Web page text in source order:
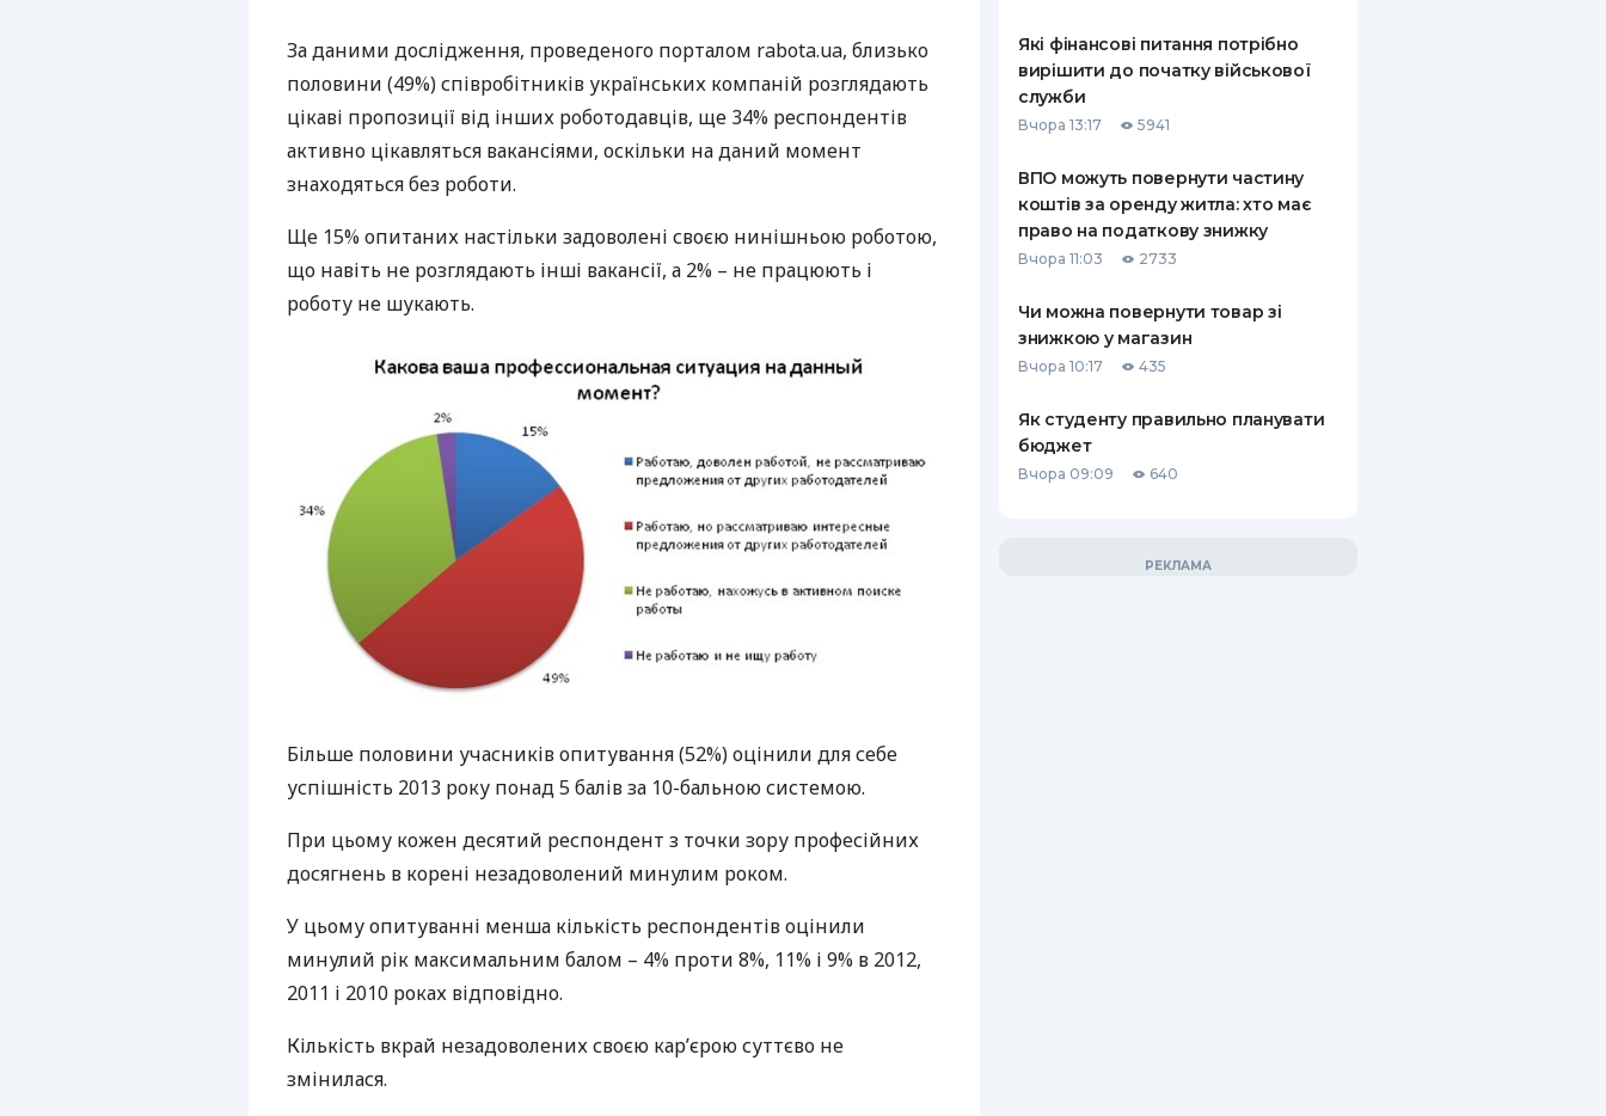
КАРТОК
ЩОМІСЯЧНИЙ ОГЛЯД
КЕШБЕКУ
ПУТІВНИКИ ПО
СТРАХУВАННЮ
ВСІ СТРАХОВІ ПОЛІСИ
ВІДГУКИ ПРО СТРАХОВІ
КОМПАНІЇ
КОНТАКТИ
За даними дослідження, проведеного порталом rabota.ua, близько
половини (49%) співробітників українських компаній розглядають
цікаві пропозиції від інших роботодавців, ще 34% респондентів
активно цікавляться вакансіями, оскільки на даний момент
знаходяться без роботи.
Ще 15% опитаних настільки задоволені своєю нинішньою роботою,
що навіть не розглядають інші вакансії, а 2% – не працюють і
роботу не шукають.
Більше половини учасників опитування (52%) оцінили для себе
успішність 2013 року понад 5 балів за 10-бальною системою.
При цьому кожен десятий респондент з точки зору професійних
досягнень в корені незадоволений минулим роком.
У цьому опитуванні менша кількість респондентів оцінили
минулий рік максимальним балом – 4% проти 8%, 11% і 9% в 2012,
2011 і 2010 роках відповідно.
Кількість вкрай незадоволених своєю кар’єрою суттєво не
змінилася.
Які фінансові питання потрібно
вирішити до початку військової
служби
Вчора 13:17 5941
ВПО можуть повернути частину
коштів за оренду житла: хто має
право на податкову знижку
Вчора 11:03 2733
Чи можна повернути товар зі
знижкою у магазин
Вчора 10:17 435
Як студенту правильно планувати
бюджет
Вчора 09:09 640